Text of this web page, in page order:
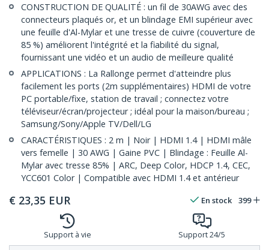
CONSTRUCTION DE QUALITÉ : un fil de 30AWG avec des
connecteurs plaqués or, et un blindage EMI supérieur avec
une feuille d'Al-Mylar et une tresse de cuivre (couverture de
85 %) améliorent l'intégrité et la fiabilité du signal,
fournissant une vidéo et un audio de meilleure qualité
APPLICATIONS : La Rallonge permet d'atteindre plus
facilement les ports (2m supplémentaires) HDMI de votre
PC portable/fixe, station de travail ; connectez votre
téléviseur/écran/projecteur ; idéal pour la maison/bureau ;
Samsung/Sony/Apple TV/Dell/LG
CARACTÉRISTIQUES : 2 m | Noir | HDMI 1.4 | HDMI mâle
vers femelle | 30 AWG | Gaine PVC | Blindage : Feuille Al-
Mylar avec tresse 85% | ARC, Deep Color, HDCP 1.4, CEC,
YCC601 Color | Compatible avec HDMI 1.4 et antérieur
€ 23,35 EUR En stock 399
Support à vie Support 24/5